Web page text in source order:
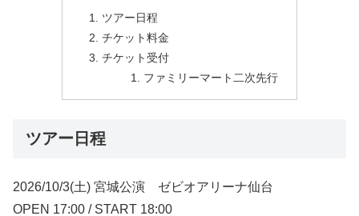
ツアー日程
チケット料金
チケット受付
ファミリーマート二次先行
ツアー日程
2026/10/3(土) 宮城公演 ゼビオアリーナ仙台
OPEN 17:00 / START 18:00